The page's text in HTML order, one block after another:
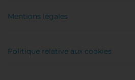
Mentions légales
Politique relative aux cookies